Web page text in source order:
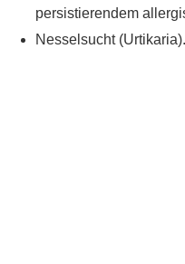
persistierendem
Nesselsucht (Urtikaria).